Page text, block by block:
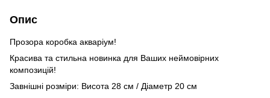
Опис
Прозора коробка акваріум!
Красива та стильна новинка для Ваших неймовірних
композицій!
Завнішні розміри: Висота 28 см / Діаметр 20 см